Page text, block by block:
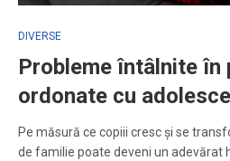
DIVERSE
Probleme întâlnite în
ordonate cu
Pe măsură ce copiii cresc și se
de familie poate deveni un adevărat